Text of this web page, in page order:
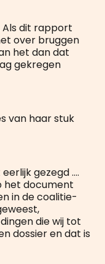
Als dit rapport
over bruggen
het dan dat
gekregen
van haar stuk
gezegd ....
het document
in de coalitie-
die wij tot
dossier en dat is